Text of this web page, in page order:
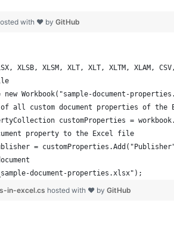
with ❤ by GitHub
XLSB, XLSM, XLT, XLT, XLTM, XLAM,
new Workbook("sample-document-
custom document properties of the
customProperties =
property to the Excel file
=
document-properties.xlsx");
in-excel.cs hosted with ❤ by GitHub